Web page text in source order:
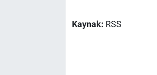
Kaynak: RSS